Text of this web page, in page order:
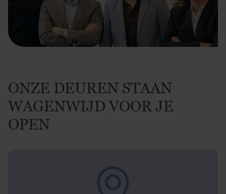
ONZE DEUREN STAAN
WAGENWIJD VOOR JE
OPEN